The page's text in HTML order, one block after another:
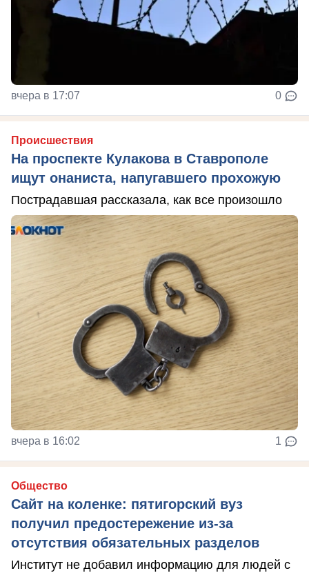
вчера в 17:07 0
Происшествия
На проспекте Кулакова в Ставрополе
ищут онаниста, напугавшего прохожую
Пострадавшая рассказала, как все произошло
вчера в 16:02 1
Общество
Сайт на коленке: пятигорский вуз
получил предостережение из-за
отсутствия обязательных разделов
Институт не добавил информацию для людей с